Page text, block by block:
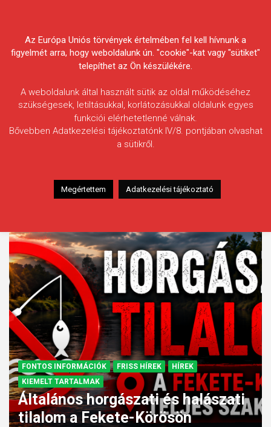
Egyesületek Szövetsége
FRISS HÍREK
került a Körös-vidék vizeibe A horgászati és
Kiemelt tartalmak
FONTOS INFORMÁCIÓK FRISS HÍREK
HÍREK
KIEMELT TARTALMAK
Általános horgászati és halászati
tilalom a Fekete-Körösön
Az Európa Uniós törvények értelmében fel kell hívnunk a
figyelmét arra, hogy weboldalunk ún. "cookie"-kat vagy "sütiket"
telepíthet az Ön készülékére.
A weboldalunk által használt sütik az oldal működéséhez
szükségesek, letiltásukkal, korlátozásukkal oldalunk egyes
funkciói elérhetetlenné válnak.
Bővebben Adatkezelési tájékoztatónk IV/8. pontjában olvashat
a sütikről.
Megértettem Adatkezelési tájékoztató